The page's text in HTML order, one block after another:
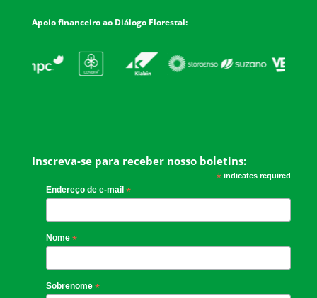
Apoio financeiro ao Diálogo Florestal:
Inscreva-se para receber nosso boletins:
*indicates required
Endereço de e-mail *
Nome *
Sobrenome *